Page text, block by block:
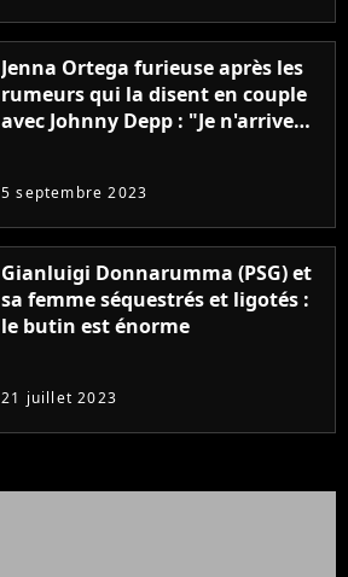
Jenna Ortega furieuse après les
rumeurs qui la disent en couple
avec Johnny Depp : "Je n'arrive
5 septembre 2023
Gianluigi Donnarumma (PSG) et
sa femme séquestrés et ligotés :
le butin est énorme
21 juillet 2023